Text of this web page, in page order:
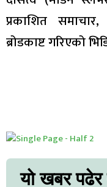
प्रकाशित
ब्रोडकाष्ट गरिएको
यो खबर